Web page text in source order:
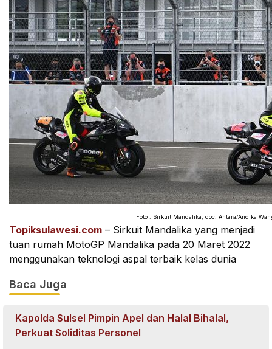
Foto : Sirkuit Mandalika, doc. Antara/Andika
Topiksulawesi.com – Sirkuit Mandalika yang menjadi
tuan rumah MotoGP Mandalika pada 20 Maret 2022
menggunakan teknologi aspal terbaik kelas dunia
Baca Juga
Kapolda Sulsel Pimpin Apel dan Halal Bihalal,
Perkuat Soliditas Personel